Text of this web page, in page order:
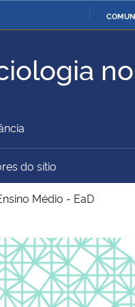
Ministério da Defesa
Ministério da Cidadania
do sítio
Médio - EaD